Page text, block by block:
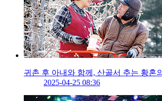
귀촌 후 아내와 함께, 산골서 추는 황혼
2025-04-25 08:36